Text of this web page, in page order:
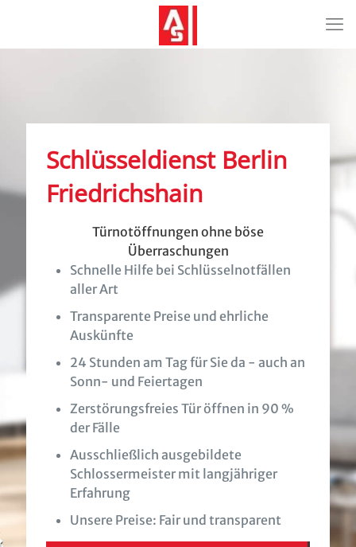
Schlüsseldienst Berlin
Friedrichshain
Türnotöffnungen ohne böse
Überraschungen
Schnelle Hilfe bei Schlüsselnotfällen
aller Art
Transparente Preise und ehrliche
Auskünfte
24 Stunden am Tag für Sie da - auch an
Sonn- und Feiertagen
Zerstörungsfreies Tür öffnen in 90 %
der Fälle
Ausschließlich ausgebildete
Schlossermeister mit langjähriger
Erfahrung
Unsere Preise: Fair und transparent